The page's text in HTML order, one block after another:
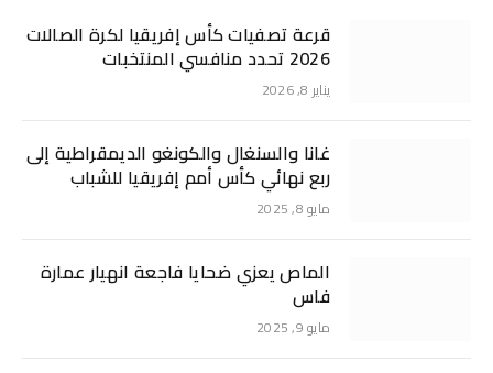
قرعة تصفيات كأس إفريقيا لكرة الصالات
2026 تحدد منافسي المنتخبات
يناير 8, 2026
غانا والسنغال والكونغو الديمقراطية إلى
ربع نهائي كأس أمم إفريقيا للشباب
مايو 8, 2025
الماص يعزي ضحايا فاجعة انهيار عمارة
فاس
مايو 9, 2025